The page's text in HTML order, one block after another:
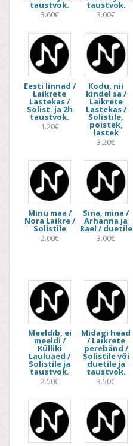
taustvok.
3.60€
taustvok.
3.00€
Eesti linnad /
Laikrete
Lastekas /
Solist. ja 2h
taustvok.
1.20€
Kodu, nii
kindel sa /
Laikrete
Lastekas /
Solistile,
poistek,
lastek
3.20€
Minu maa /
Nora Laikre /
Solistile
2.00€
Sina, mina /
Arhanna ja
Rael / duetile
3.00€
Meeldib, ei
meeldi /
Külliki
Lauluaed /
Solistile ja
taustvok.
2.50€
Midagi head
/ Laikrete
perebänd /
Solistile või
duetile ja
taustvok.
3.50€